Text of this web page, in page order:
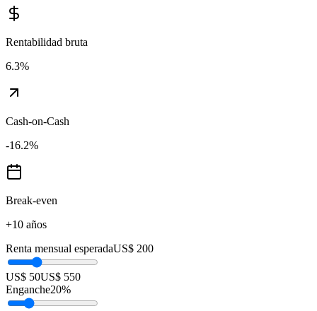
Rentabilidad bruta
6.3%
Cash-on-Cash
-16.2%
Break-even
+10 años
Renta mensual esperadaUS$ 200
US$ 50US$ 550
Enganche20%